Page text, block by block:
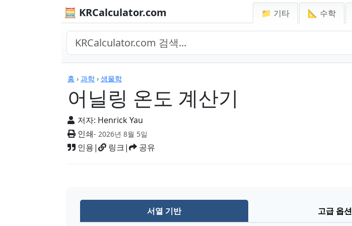
🧮 KRCalculator.com 📁 기타 📐 수학
홈 › 과학 › 생물학
어닐링 온도 계산기
저자: Henrick Yau
인쇄- 2026년 8월 5일
인용| 링크| 공유
계산기
서열 기반 고급 옵션